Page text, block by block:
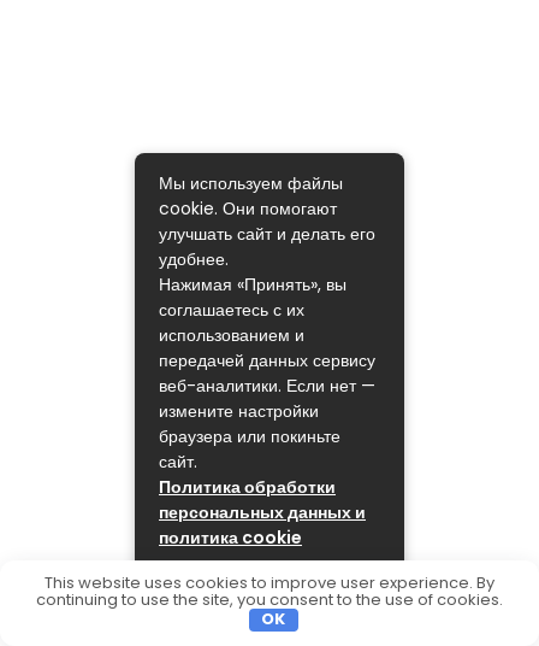
Мы используем файлы
cookie. Они помогают
улучшать сайт и делать его
удобнее.
Нажимая «Принять», вы
соглашаетесь с их
использованием и
передачей данных сервису
веб-аналитики. Если нет —
измените настройки
браузера или покиньте
сайт.
Политика обработки
персональных данных и
политика cookie
ПРИНЯТЬ
This website uses cookies to improve user experience. By
continuing to use the site, you consent to the use of cookies.
OK